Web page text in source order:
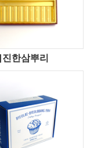
한삼뿌리